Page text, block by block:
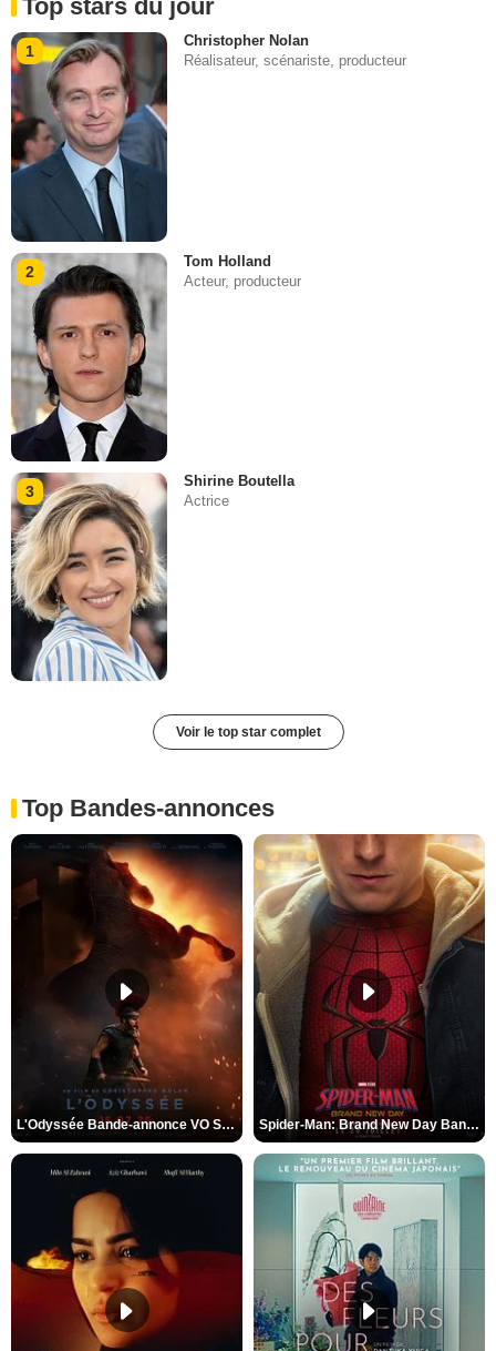
Top stars du jour
1
Christopher Nolan
Réalisateur, scénariste, producteur
2
Tom Holland
Acteur, producteur
3
Shirine Boutella
Actrice
Voir le top star complet
Top Bandes-annonces
L'Odyssée Bande-annonce VO STFR Spider-Man: Brand New Day Bande-annonce VO STFR